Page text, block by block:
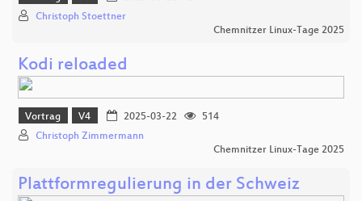
Christoph Stoettner
Chemnitzer Linux-Tage 2025
Kodi reloaded
Vortrag V4 2025-03-22
514
Christoph Zimmermann
Chemnitzer Linux-Tage 2025
Plattformregulierung in der Schweiz